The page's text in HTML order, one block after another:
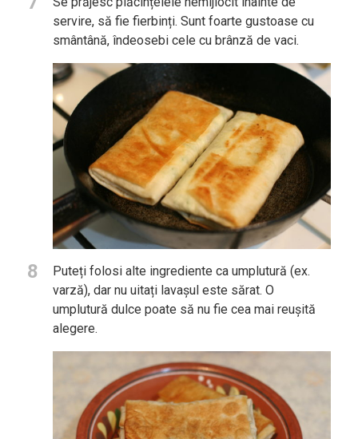
servire, să fie fierbinți. Sunt foarte gustoase cu
smântână, îndeosebi cele cu brânză de vaci.
8
Puteți folosi alte ingrediente ca umplutură (ex.
varză), dar nu uitați lavașul este sărat. O
umplutură dulce poate să nu fie cea mai reușită
alegere.